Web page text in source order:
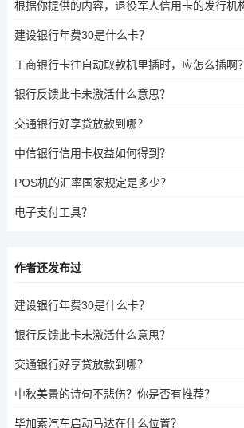
建设银行年费30是什么卡？
工商银行卡往自动取款机里插时，应怎么插啊？
银行反馈此卡未激活什么意思？
交通银行好享贷放款到哪？
中信银行信用卡权益如何得到？
POS机的汇率国家规定是多少？
电子支付工具？
作者还发布过
建设银行年费30是什么卡？
银行反馈此卡未激活什么意思？
交通银行好享贷放款到哪？
中秋美景的诗句不悲伤？你是否有推荐？
毕加索汽车启动马达在什么位置？